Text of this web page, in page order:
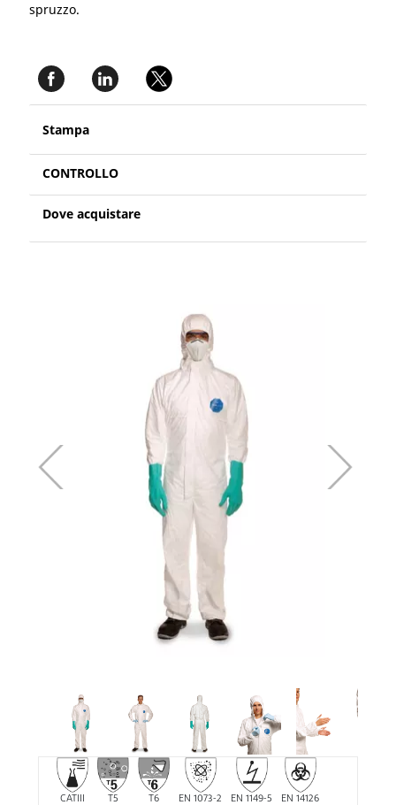
spruzzo.
Stampa
CONTROLLO
Dove acquistare
CATIII T5 T6 EN 1073-2 EN 1149-5 EN 14126